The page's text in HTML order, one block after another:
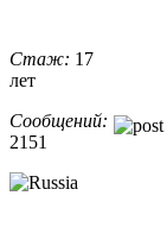
Стаж: 17
лет
Сообщений:
2151